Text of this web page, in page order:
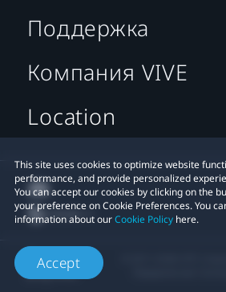
This site uses cookies to optimize website
performance, and provide personalized
You can accept our cookies by clicking on the
your preference on Cookie Preferences. You
information about ourCookie Policy here.
Accept
Поддержка
Компания VIVE
Location